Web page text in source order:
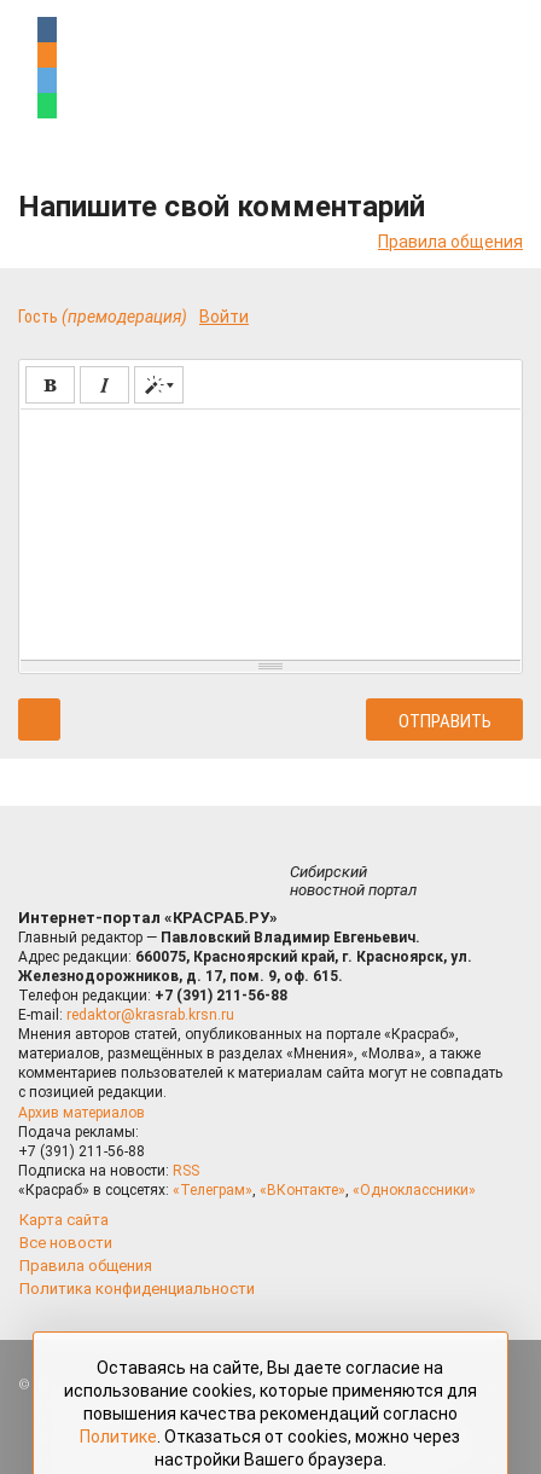
Напишите свой комментарий
Правила общения
Гость (премодерация) Войти
Сибирский
новостной портал
Интернет-портал «КРАСРАБ.РУ»
Главный редактор — Павловский Владимир Евгеньевич.
Адрес редакции: 660075, Красноярский край, г. Красноярск, ул.
Железнодорожников, д. 17, пом. 9, оф. 615.
Телефон редакции: +7 (391) 211-56-88
E-mail: redaktor@krasrab.krsn.ru
Мнения авторов статей, опубликованных на портале «Красраб»,
материалов, размещённых в разделах «Мнения», «Молва», а также
комментариев пользователей к материалам сайта могут не совпадать
с позицией редакции.
Архив материалов
Подача рекламы:
+7 (391) 211-56-88
Подписка на новости: RSS
«Красраб» в соцсетях: «Телеграм», «ВКонтакте», «Одноклассники»
Карта сайта
Все новости
Правила общения
Политика конфиденциальности
Все права защищены. Любые материалы, размещённые на портале
«Красраб.ру» сотрудниками редакции, нештатными авторами
и читателями, являются объектами авторского права. Полное или
частичное использование материалов, размещённых на портале
«Красраб.ру», допускается только с письменного согласия редакции
Оставаясь на сайте, Вы даете согласие на
использование cookies, которые применяются для
повышения качества рекомендаций согласно
Политике . Отказаться от cookies, можно через
настройки Вашего браузера.